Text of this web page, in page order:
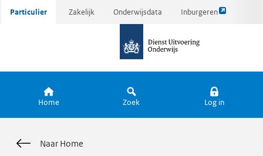
Ga
Particulier Zakelijk Onderwijsdata Inburgeren
Link
pagina
de
Home Zoek Log in
Naar Home